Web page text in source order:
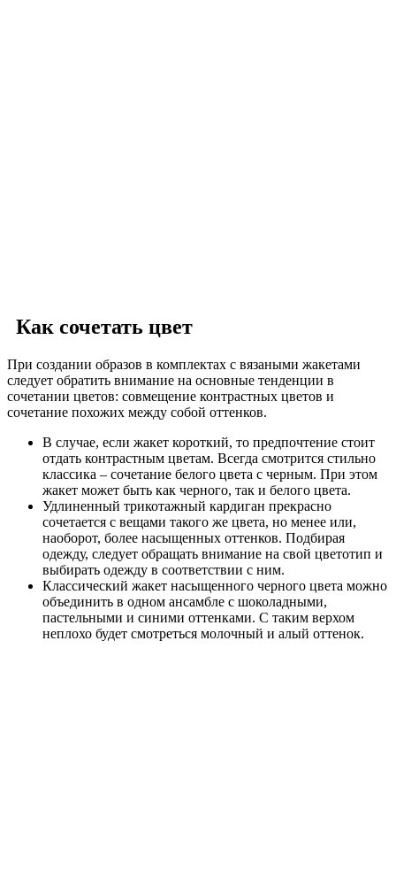
Как сочетать цвет
При создании образов в комплектах с вязаными жакетами
следует обратить внимание на основные тенденции в
сочетании цветов: совмещение контрастных цветов и
сочетание похожих между собой оттенков.
В случае, если жакет короткий, то предпочтение стоит
отдать контрастным цветам. Всегда смотрится стильно
классика – сочетание белого цвета с черным. При этом
жакет может быть как черного, так и белого цвета.
Удлиненный трикотажный кардиган прекрасно
сочетается с вещами такого же цвета, но менее или,
наоборот, более насыщенных оттенков. Подбирая
одежду, следует обращать внимание на свой цветотип и
выбирать одежду в соответствии с ним.
Классический жакет насыщенного черного цвета можно
объединить в одном ансамбле с шоколадными,
пастельными и синими оттенками. С таким верхом
неплохо будет смотреться молочный и алый оттенок.